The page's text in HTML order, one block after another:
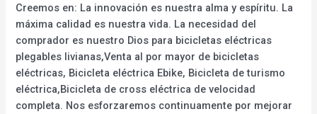
Creemos en: La innovación es nuestra alma y espíritu. La
máxima calidad es nuestra vida. La necesidad del
comprador es nuestro Dios para bicicletas eléctricas
plegables livianas,Venta al por mayor de bicicletas
eléctricas, Bicicleta eléctrica Ebike, Bicicleta de turismo
eléctrica,Bicicleta de cross eléctrica de velocidad
completa. Nos esforzaremos continuamente por mejorar